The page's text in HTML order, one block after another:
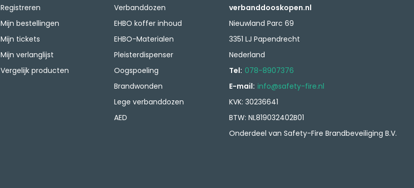
Registreren
Mijn bestellingen
Mijn tickets
Mijn verlanglijst
Vergelijk producten
Verbanddozen
EHBO koffer inhoud
EHBO-Materialen
Pleisterdispenser
Oogspoeling
Brandwonden
Lege verbanddozen
AED
verbanddooskopen.nl
Nieuwland Parc 69
3351 LJ Papendrecht
Nederland
Tel: 078-8907376
E-mail: info@safety-fire.nl
KVK: 30236641
BTW: NL819032402B01
Onderdeel van Safety-Fire Brandbeveiliging B.V.